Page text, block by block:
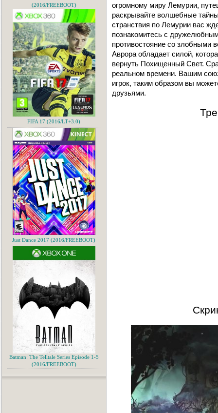
огромному миру Лемурии,
раскрывайте волшебные
странствия по Лемурии вас
познакомитесь с
противостояние со злобными
Аврора обладает силой,
вернуть Похищенный Свет.
реальном времени. Вашим
игрок, таким образом вы
друзьями.
(2016/FREEBOOT)
FIFA 17 (2016/LT+3.0)
Just Dance 2017 (2016/FREEBOOT)
Batman: The Telltale Series Episode 1-5
(2016/FREEBOOT)